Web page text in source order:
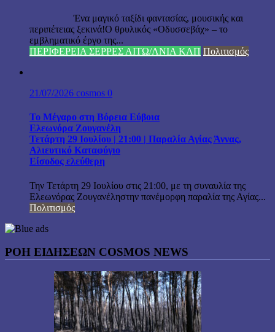
Ένα μαγικό ταξίδι φαντασίας, μουσικής και
περιπέτειας ξεκινά!Ο θρυλικός «Οδυσσεβάχ» – το
εμβληματικό έργο της...
ΠΕΡΙΦΕΡΕΙΑ ΣΕΡΡΕΣ ΑΙΤΩ/ΛΝΙΑ ΚΛΠ Πολιτισμός
21/07/2026 cosmos 0
Το Μέγαρο στη Βόρεια Εύβοια
Ελεωνόρα Ζουγανέλη
Τετάρτη 29 Ιουλίου | 21:00 | Παραλία Αγίας Άννας,
Αλιευτικό Καταφύγιο
Είσοδος ελεύθερη
Την Τετάρτη 29 Ιουλίου στις 21:00, με τη συναυλία της
Ελεωνόρας Ζουγανέληστην πανέμορφη παραλία της Αγίας...
Πολιτισμός
ΡΟΗ ΕΙΔΗΣΕΩΝ COSMOS NEWS